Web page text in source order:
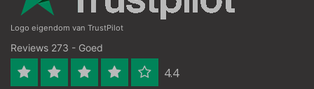
Logo eigendom van TrustPilot
Reviews 273 - Goed
4.4